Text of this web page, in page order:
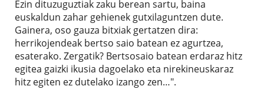
Ezin dituzuguztiak zaku berean sartu, baina
euskaldun zahar gehienek gutxilaguntzen dute.
Gainera, oso gauza bitxiak gertatzen dira:
herrikojendeak bertso saio batean ez agurtzea,
esaterako. Zergatik? Bertsosaio batean erdaraz hitz
egitea gaizki ikusia dagoelako eta nirekineuskaraz
hitz egiten ez dutelako izango zen…".